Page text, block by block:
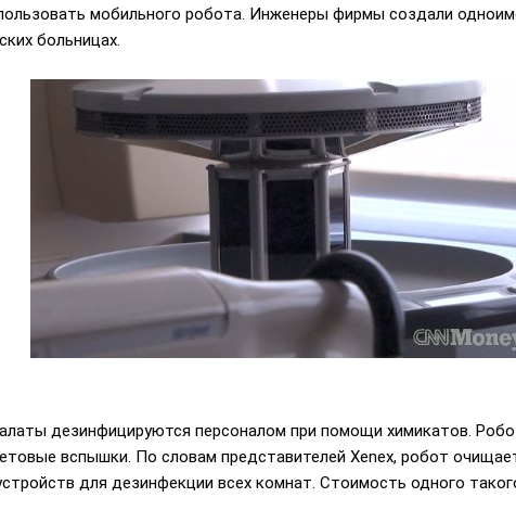
мобильного робота. Инженеры фирмы создали
больницах.
дезинфицируются персоналом при помощи химикатов.
вспышки. По словам представителей Xenex, робот
для дезинфекции всех комнат. Стоимость одного